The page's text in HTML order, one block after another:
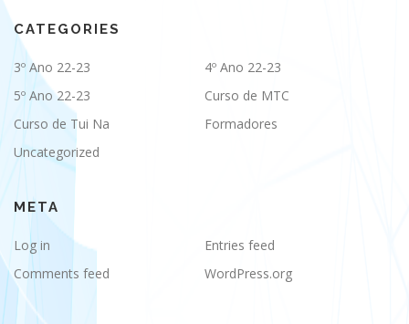
CATEGORIES
3º Ano 22-23
4º Ano 22-23
5º Ano 22-23
Curso de MTC
Curso de Tui Na
Formadores
Uncategorized
META
Log in
Entries feed
Comments feed
WordPress.org